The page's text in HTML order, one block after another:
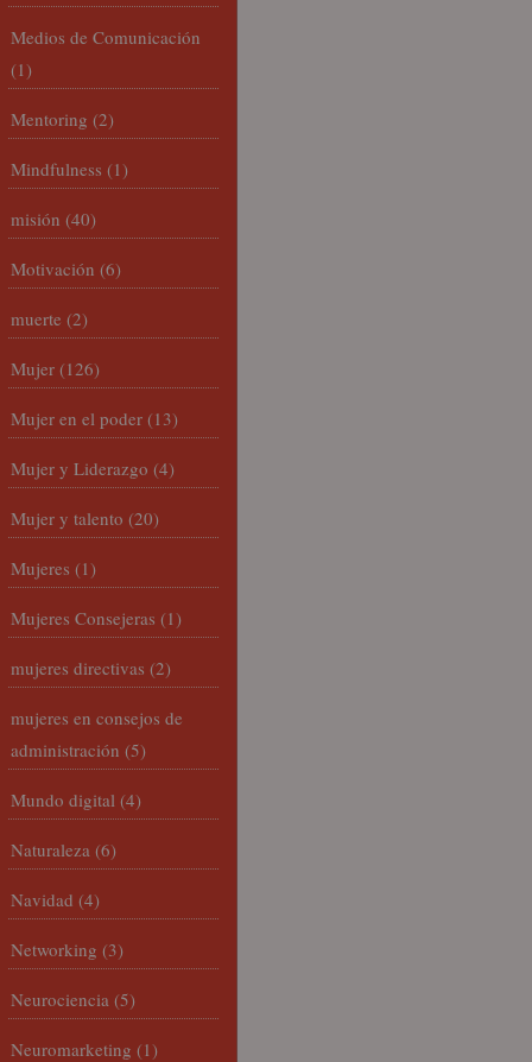
Medios de Comunicación
(1)
Mentoring (2)
Mindfulness (1)
misión (40)
Motivación (6)
muerte (2)
Mujer (126)
Mujer en el poder (13)
Mujer y Liderazgo (4)
Mujer y talento (20)
Mujeres (1)
Mujeres Consejeras (1)
mujeres directivas (2)
mujeres en consejos de
administración (5)
Mundo digital (4)
Naturaleza (6)
Navidad (4)
Networking (3)
Neurociencia (5)
Neuromarketing (1)